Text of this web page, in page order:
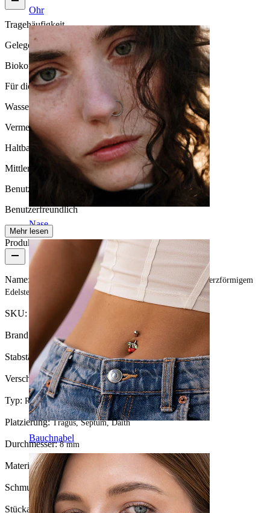
Ohr
Nase
Bauchnabel
Tragehäufigkeit
Gelegentliches Tragen
Biokompatibilität
Für die meisten Hauttypen
Wasserbeständigkeit
Vermeide Wasserkontakt
Haltbarkeit
Mittlere Haltbarkeit
Benutzerfreundlichkeit
Benutzerfreundlich
Mehr lesen
Produktdetails
Name:
Nach vorne gerichteter Ring mit Stacheldraht und herzförmigem
Edelstein
SKU:
Brand: Bodymod Moments
Stabstärke:1,2 mm
Verschlusstyp:Scharnier
Typ: Ring
Platzierung:Tragus, Septum, Daith
Durchmesser:8 mm
Material:Chirurgenstahl / Messing
Schmucksteinfarbe: Schwarz
Stückanzahl: 1